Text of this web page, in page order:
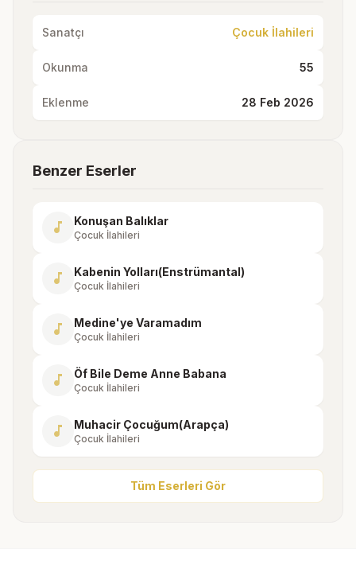
Sanatçı Çocuk İlahileri
Okunma 55
Eklenme 28 Feb 2026
Benzer Eserler
music_note Konuşan Balıklar
Çocuk İlahileri
music_note Kabenin Yolları(Enstrümantal)
Çocuk İlahileri
music_note Medine'ye Varamadım
Çocuk İlahileri
music_note Öf Bile Deme Anne Babana
Çocuk İlahileri
music_note Muhacir Çocuğum(Arapça)
Çocuk İlahileri
Tüm Eserleri Gör